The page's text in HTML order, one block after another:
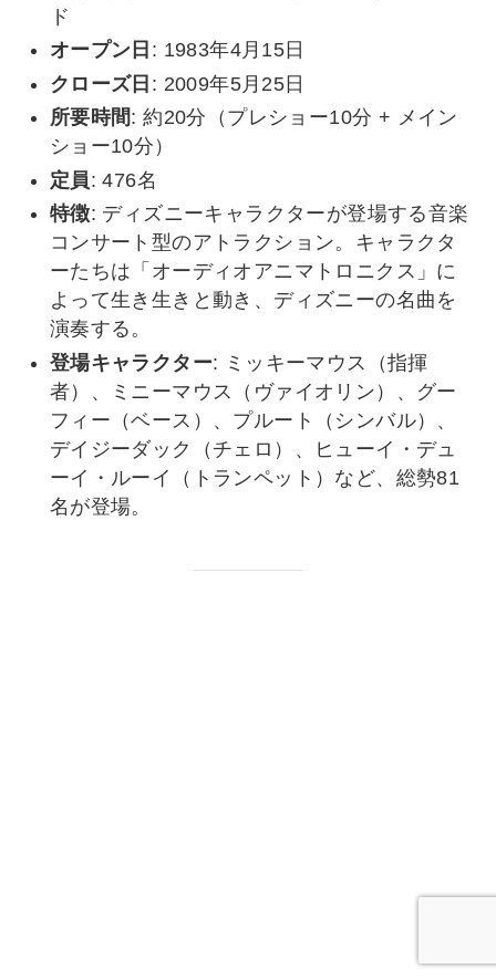
ド
オープン日 : 1983年4月15日
クローズ日 : 2009年5月25日
所要時間: 約20分（プレショー10分 + メイン
ショー10分）
定員 : 476名
特徴: ディズニーキャラクターが登場する音楽
コンサート型のアトラクション。キャラクタ
ーたちは「オーディオアニマトロニクス」に
よって生き生きと動き、ディズニーの名曲を
演奏する。
登場キャラクター: ミッキーマウス（指揮
者）、ミニーマウス（ヴァイオリン）、グー
フィー（ベース）、プルート（シンバル）、
デイジーダック（チェロ）、ヒューイ・デュ
ーイ・ルーイ（トランペット）など、総勢81
名が登場。